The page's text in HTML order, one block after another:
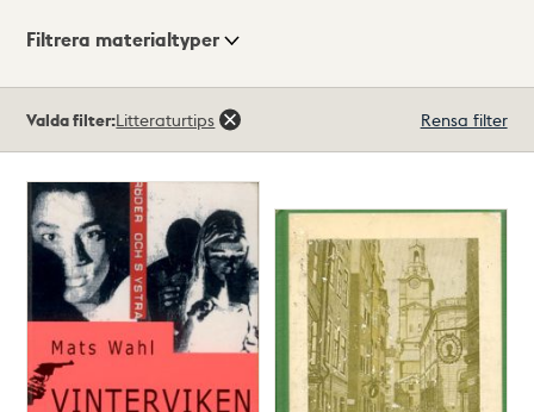
Visningsläge
Filtrera materialtyper
träffar
Valda filter:Litteraturtips Rensa filter